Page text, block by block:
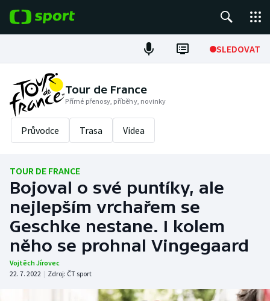
SLEDOVAT
Fotbal
Hokej
Tenis
Cyklistika
DALŠÍ SPORTY
Americký fotbal
Baseball a softbal
NEPŘEHLÉDNĚTE
Soutěže
Tour de France
Přímé přenosy, příběhy, novinky
Průvodce Trasa Videa
TOUR DE FRANCE
Bojoval o své puntíky, ale
nejlepším vrchařem se
Geschke nestane. I kolem
něho se prohnal Vingegaard
Vojtěch Jírovec
22. 7. 2022 | Zdroj: ČT sport